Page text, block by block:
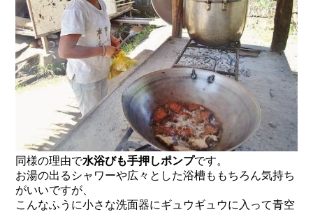
同様の理由で水浴びも手押しポンプです。
お湯の出るシャワーや広々とした浴槽ももちろん気持ち
がいいですが、
こんなふうに小さな洗面器にギュウギュウに入って青空